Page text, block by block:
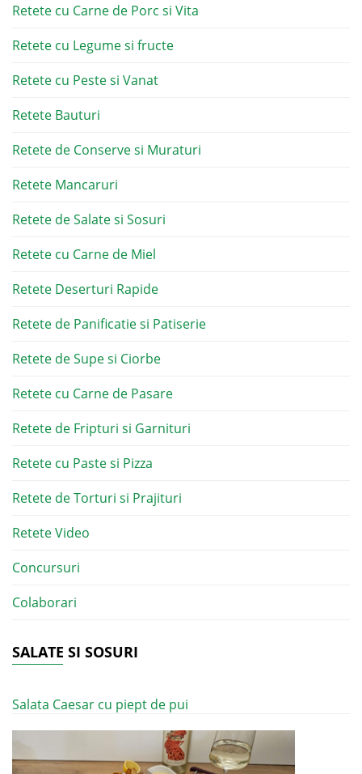
Retete cu Carne de Porc si Vita
Retete cu Legume si fructe
Retete cu Peste si Vanat
Retete Bauturi
Retete de Conserve si Muraturi
Retete Mancaruri
Retete de Salate si Sosuri
Retete cu Carne de Miel
Retete Deserturi Rapide
Retete de Panificatie si Patiserie
Retete de Supe si Ciorbe
Retete cu Carne de Pasare
Retete de Fripturi si Garnituri
Retete cu Paste si Pizza
Retete de Torturi si Prajituri
Retete Video
Concursuri
Colaborari
SALATE SI SOSURI
Salata Caesar cu piept de pui